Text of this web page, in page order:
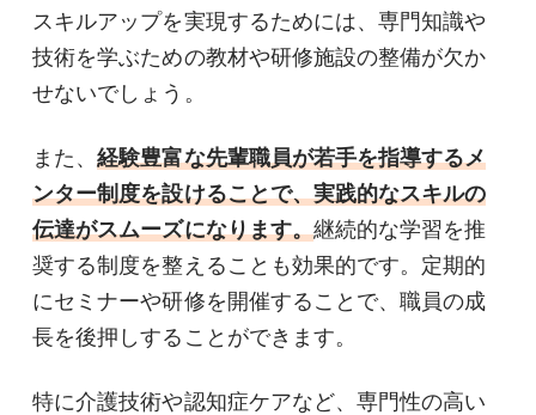
スキルアップを実現するためには、専門知識や
技術を学ぶための教材や研修施設の整備が欠か
せないでしょう。
また、経験豊富な先輩職員が若手を指導するメ
ンター制度を設けることで、実践的なスキルの
伝達がスムーズになります。継続的な学習を推
奨する制度を整えることも効果的です。定期的
にセミナーや研修を開催することで、職員の成
長を後押しすることができます。
特に介護技術や認知症ケアなど、専門性の高い